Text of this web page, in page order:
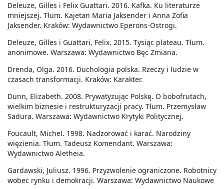
Deleuze, Gilles i Felix Guattari. 2016. Kafka. Ku literaturze
mniejszej. Tłum. Kajetan Maria Jaksender i Anna Zofia
Jaksender. Kraków: Wydawnictwo Eperons-Ostrogi.
Deleuze, Gilles i Guattari, Felix. 2015. Tysiąc plateau. Tłum.
anonimowe. Warszawa: Wydawnictwo Bęc Zmiana.
Drenda, Olga. 2016. Duchologia polska. Rzeczy i ludzie w
czasach transformacji. Kraków: Karakter.
Dunn, Elizabeth. 2008. Prywatyzując Polskę. O bobofrutach,
wielkim biznesie i restrukturyzacji pracy. Tłum. Przemysław
Sadura. Warszawa: Wydawnictwo Krytyki Politycznej.
Foucault, Michel. 1998. Nadzorować i karać. Narodziny
więzienia. Tłum. Tadeusz Komendant. Warszawa:
Wydawnictwo Aletheia.
Gardawski, Juliusz. 1996. Przyzwolenie ograniczone. Robotnicy
wobec rynku i demokracji. Warszawa: Wydawnictwo Naukowe